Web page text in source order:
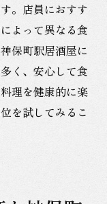
。店員におすす
よって異なる食
保町駅居酒屋に
く、安心して食
理を健康的に楽
を試してみるこ